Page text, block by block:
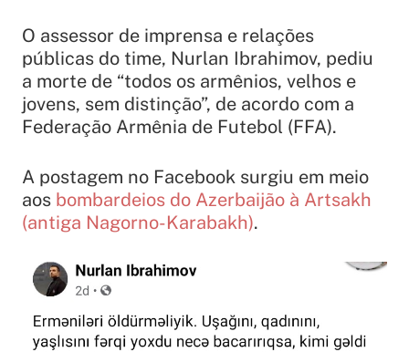
O assessor de imprensa e relações
públicas do time, Nurlan Ibrahimov, pediu
a morte de “todos os armênios, velhos e
jovens, sem distinção”, de acordo com a
Federação Armênia de Futebol (FFA).
A postagem no Facebook surgiu em meio
aos bombardeios do Azerbaijão à Artsakh
(antiga Nagorno-Karabakh).